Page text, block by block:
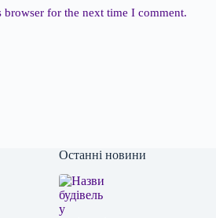
browser for the next time I comment.
Останні новини